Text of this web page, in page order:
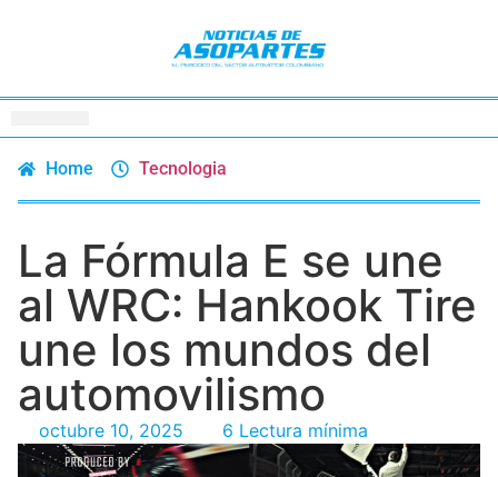
Home Tecnologia
La Fórmula E se une
al WRC: Hankook Tire
une los mundos del
automovilismo
octubre 10, 2025 6 Lectura mínima